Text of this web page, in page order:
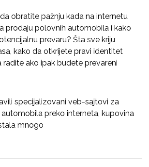
obratite pažnju kada na internetu
prodaju polovnih automobila i kako
prevaru? Šta sve kriju
kako da otkrijete pravi identitet
ako ipak budete prevareni
specijalizovani veb-sajtovi za
preko interneta, kupovina
mnogo